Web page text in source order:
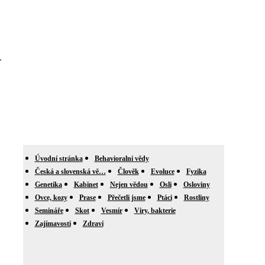
Úvodní stránka
Behavioralni vědy
Česká a slovenská vě…
Člověk Evoluce
Fyzika
Genetika
Kabinet Nejen vědou Osli
Osloviny
Ovce, kozy
Prase Přečetli jsme Ptáci
Rostliny
Semináře
Skot Vesmír
Viry, bakterie
Zajímavosti
Zdraví